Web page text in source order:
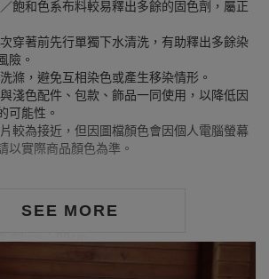
SEE MORE
飽和色系布料較易釋出多餘的固色劑，屬正
穿著前先行單獨下水清洗，有助釋出多餘染
險。
滌，避免互相染色或產生移染情形。
淺色配件、包款、飾品一同使用，以降低因
可能性。
較為接近，但因圖檔顏色會因個人電腦螢幕
以實際商品顏色為準。
：90cm